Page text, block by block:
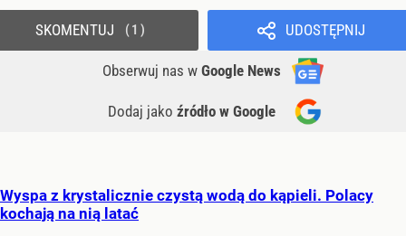
UDOSTĘPNIJ
Obserwuj nas w Google News
Dodaj jako źródło w Google
SKOMENTUJ 1
Wyspa z krystalicznie czystą wodą do kąpieli. Polacy
kochają na nią latać